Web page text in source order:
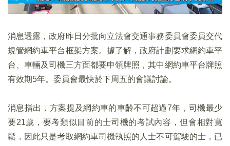
消息透露，政府昨日分批向立法會交通事務委員會委員交代
規管網約車平台框架方案。據了解，政府計劃要求網約車平
台、車輛及司機三方面都要申領牌照，其中網約車平台牌照
有效期5年。委員會最快於下周五的會議討論。
消息指出，方案提及網約車的車齡不可超過7年，司機最少
要21歲，要考類似目前的士司機的考試內容，但會相對寬
鬆，因此只是考取網約車司機執照的人士不可駕駛的士，已